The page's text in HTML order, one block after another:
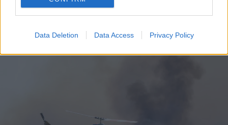
Data Deletion Data Access Privacy Policy